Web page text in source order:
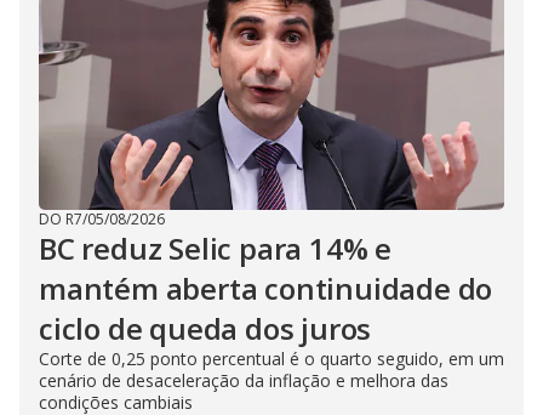
DO R7/05/08/2026
BC reduz Selic para 14% e
mantém aberta continuidade do
ciclo de queda dos juros
Corte de 0,25 ponto percentual é o quarto seguido, em um
cenário de desaceleração da inflação e melhora das
condições cambiais